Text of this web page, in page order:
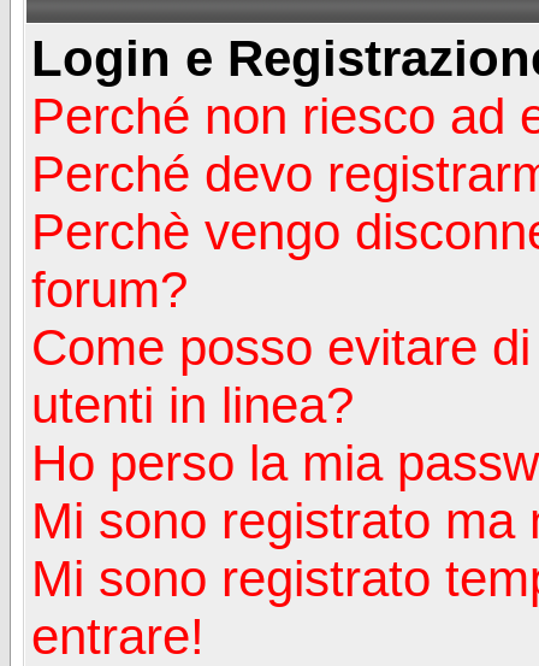
Login e
Perché non riesco ad
Perché devo
Perchè vengo
forum?
Come posso evitare
utenti in linea?
Ho perso la mia
Mi sono registrato ma
Mi sono registrato
entrare!